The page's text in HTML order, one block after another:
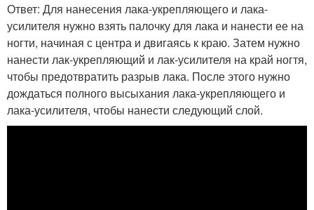
Ответ: Для нанесения лака-укрепляющего и лака-
усилителя нужно взять палочку для лака и нанести ее на
ногти, начиная с центра и двигаясь к краю. Затем нужно
нанести лак-укрепляющий и лак-усилителя на край ногтя,
чтобы предотвратить разрыв лака. После этого нужно
дождаться полного высыхания лака-укрепляющего и
лака-усилителя, чтобы нанести следующий слой.